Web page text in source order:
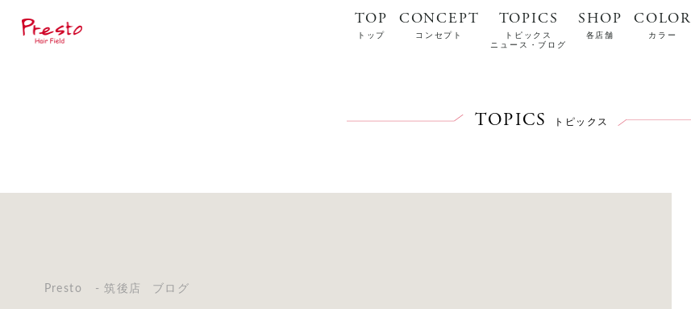
TOP
トップ
CONCEPT
コンセプト
TOPICS
トピックス
ニュース・ブログ
SHOP
各店舗
COLOR
カラー
TOPICS トピックス
Presto - 筑後店 ブログ